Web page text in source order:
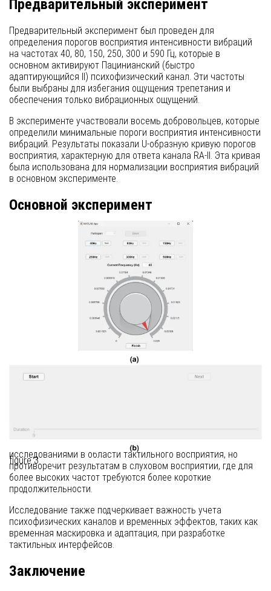
figure 3
Предварительный эксперимент
Предварительный эксперимент был проведен для
определения порогов восприятия интенсивности вибраций
на частотах 40, 80, 150, 250, 300 и 590 Гц, которые в
основном активируют Пацинианский (быстро
адаптирующийся II) психофизический канал. Эти частоты
были выбраны для избегания ощущения трепетания и
обеспечения только вибрационных ощущений.
В эксперименте участвовали восемь добровольцев, которые
определили минимальные пороги восприятия интенсивности
вибраций. Результаты показали U-образную кривую порогов
восприятия, характерную для ответа канала RA-II. Эта кривая
была использована для нормализации восприятия вибраций
в основном эксперименте.
Основной эксперимент
В основном эксперименте участвовали 35 добровольцев,
которые определили минимальные продолжительности,
необходимые для восприятия перехода от импульса к
вибрации на выбранных частотах. Использовался метод
регулировки для определения точки перехода.
Участники использовали интерфейс, разработанный в
MATLAB, для регулировки продолжительности стимула до тех
пор, пока не будет найдена точка перехода. Каждая частота
представлялась пять раз в случайном порядке. Результаты
показали, что минимальная продолжительность для
восприятия перехода составляет примерно 30 мс,
для восприятия перехода от импульса к вибрации
составляет около 30 мс, что согласуется с предыдущими
исследованиями в области тактильного восприятия, но
противоречит результатам в слуховом восприятии, где для
более высоких частот требуются более короткие
продолжительности.
Исследование также подчеркивает важность учета
психофизических каналов и временных эффектов, таких как
временная маскировка и адаптация, при разработке
тактильных интерфейсов.
Заключение